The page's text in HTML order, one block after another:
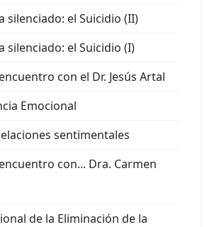
silenciado: el Suicidio (II)
silenciado: el Suicidio (I)
con el Dr. Jesús Artal
Emocional
sentimentales
con... Dra. Carmen
de la Eliminación de la